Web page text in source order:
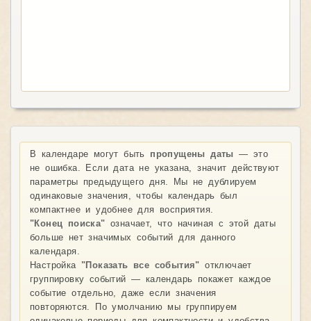
В календаре могут быть пропущены даты — это
не ошибка. Если дата не указана, значит действуют
параметры предыдущего дня. Мы не дублируем
одинаковые значения, чтобы календарь был
компактнее и удобнее для восприятия.
"Конец поиска" означает, что начиная с этой даты
больше нет значимых событий для данного
календаря.
Настройка "Показать все события" отключает
группировку событий — календарь покажет каждое
событие отдельно, даже если значения
повторяются. По умолчанию мы группируем